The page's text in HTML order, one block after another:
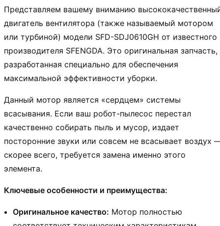
Представляем вашему вниманию
двигатель вентилятора (также называемый мотором
или турбиной) модели SFD-SDJ0610GH от известного
производителя SFENGDA. Это оригинальная запчасть,
разработанная специально для обеспечения
максимальной эффективности уборки.
Данный мотор является «сердцем» системы
всасывания. Если ваш робот-пылесос перестал
качественно собирать пыль и мусор, издает
посторонние звуки или совсем не всасывает воздух
скорее всего, требуется замена именно этого
элемента.
Ключевые особенности и преимущества:
Оригинальное качество: Мотор полностью